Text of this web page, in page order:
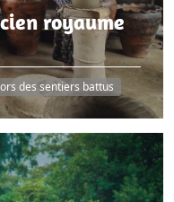
royaume
des sentiers battus